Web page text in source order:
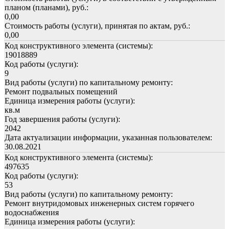
планом (планами), руб.:
0,00
Стоимость работы (услуги), принятая по актам, руб.:
0,00
Код конструктивного элемента (системы):
19018889
Код работы (услуги):
9
Вид работы (услуги) по капитальному ремонту:
Ремонт подвальных помещений
Единица измерения работы (услуги):
кв.м
Год завершения работы (услуги):
2042
Дата актуализации информации, указанная пользователем:
30.08.2021
Код конструктивного элемента (системы):
497635
Код работы (услуги):
53
Вид работы (услуги) по капитальному ремонту:
Ремонт внутридомовых инженерных систем горячего
водоснабжения
Единица измерения работы (услуги):